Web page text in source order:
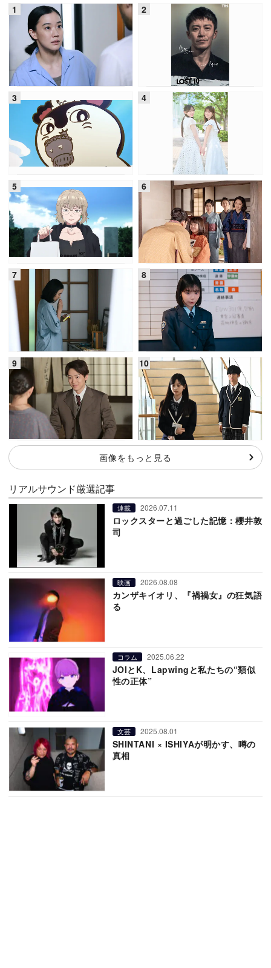
画像をもっと見る
リアルサウンド厳選記事
連載 2026.07.11
ロックスターと過ごした記憶：櫻井敦
司
映画 2026.08.08
カンザキイオリ、『禍禍女』の狂気語
る
コラム 2025.06.22
JOIとK、Lapwingと私たちの“類似
性の正体”
文芸 2025.08.01
SHINTANI × ISHIYAが明かす、噂の
真相